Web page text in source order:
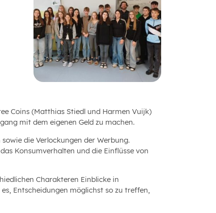
Coins (Matthias Stiedl und Harmen Vuijk)
mit dem eigenen Geld zu machen.
die Verlockungen der Werbung.
Konsumverhalten und die Einflüsse von
Charakteren Einblicke in
Entscheidungen möglichst so zu treffen,